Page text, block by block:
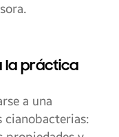
la práctica
a una
cianobacterias: